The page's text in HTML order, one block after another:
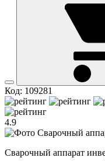
Код: 109281
4.9
Сварочный аппарат